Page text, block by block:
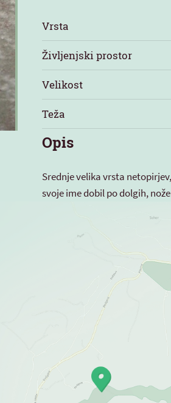
Vrsta
Življenjski prostor
Velikost
Teža
Opis
Srednje velika vrsta
svoje ime dobil po dolgih,